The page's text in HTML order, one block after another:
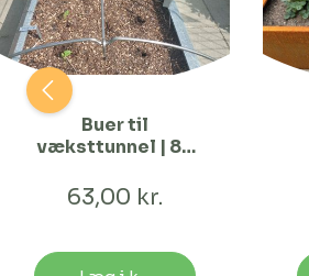
Buer til
væksttunnel | 80
63,00 kr.